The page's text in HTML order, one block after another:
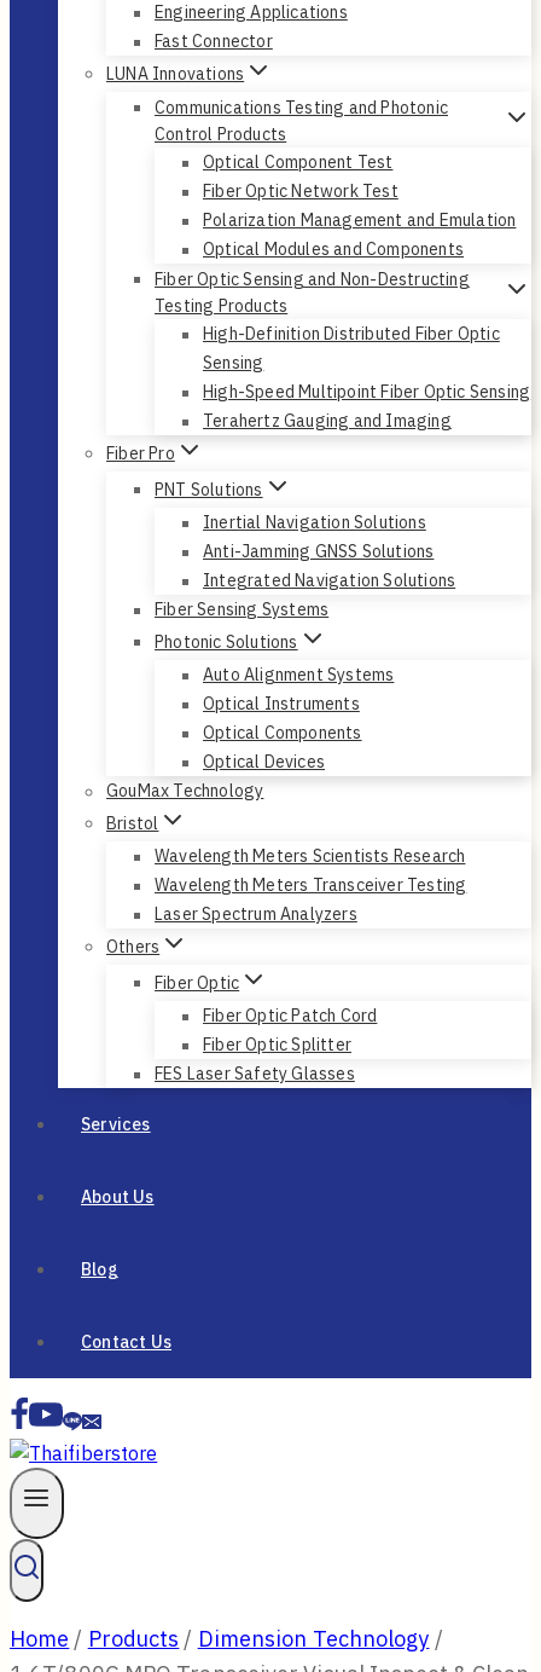
Engineering Applications
Fast Connector
LUNA Innovations
Communications Testing and Photonic
Control Products
Optical Component Test
Fiber Optic Network Test
Polarization Management and Emulation
Optical Modules and Components
Fiber Optic Sensing and Non-Destructing
Testing Products
High-Definition Distributed Fiber Optic
Sensing
High-Speed Multipoint Fiber Optic Sensing
Terahertz Gauging and Imaging
Fiber Pro
PNT Solutions
Inertial Navigation Solutions
Anti-Jamming GNSS Solutions
Integrated Navigation Solutions
Fiber Sensing Systems
Photonic Solutions
Auto Alignment Systems
Optical Instruments
Optical Components
Optical Devices
GouMax Technology
Bristol
Wavelength Meters Scientists Research
Wavelength Meters Transceiver Testing
Laser Spectrum Analyzers
Others
Fiber Optic
Fiber Optic Patch Cord
Fiber Optic Splitter
FES Laser Safety Glasses
Services
About Us
Blog
Contact Us
Home / Products / Dimension Technology /